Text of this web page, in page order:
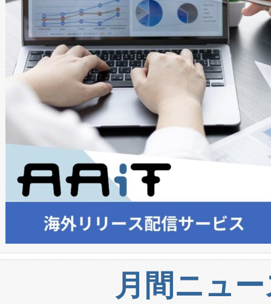
月間ニュ